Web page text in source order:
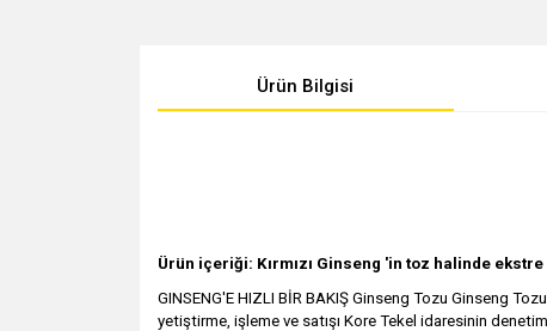
Ürün Bilgisi
Ürün içeriği: Kırmızı Ginseng 'in toz halinde
GINSENG'E HIZLI BİR BAKIŞ Ginseng Tozu Ginseng
yetiştirme, işleme ve satışı Kore Tekel idaresinin